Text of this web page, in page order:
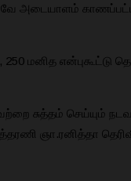
காணப்பட்ட
மனித
சுத்தம் செய்யும்
ஞா.ரனித்தா